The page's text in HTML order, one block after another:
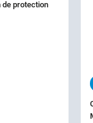
protection